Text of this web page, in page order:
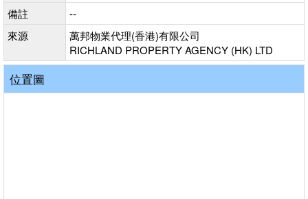
備註
--
來源
萬邦物業代理(香港)有限公司
RICHLAND PROPERTY AGENCY (HK) LTD
位置圖